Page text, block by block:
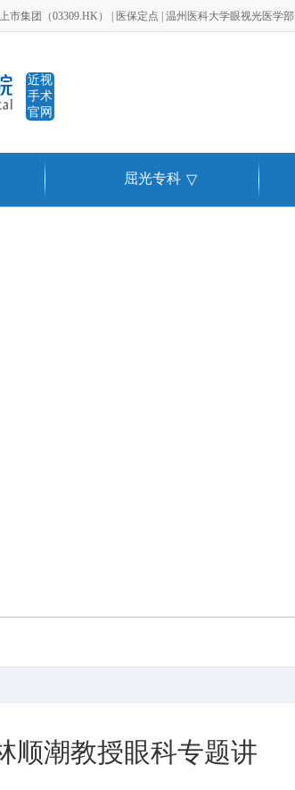
市集团（03309.HK） | 医保定点 | 温州医科大学眼视光医学
近视
手术
官网
屈光专科 ▽
顺潮教授眼科专题讲